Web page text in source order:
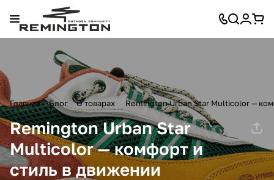
Главная Блог О товарах Remington Urban Star Multicolor —
Remington Urban Star
Multicolor — комфорт и
стиль в движении